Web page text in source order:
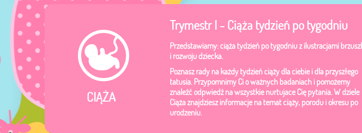
CIĄŻA
Trymestr I - Ciąża tydzień po tygodniu
Przedstawiamy: ciąża tydzień po tygodniu z ilustracjami
i rozwoju dziecka.
Poznasz rady na każdy tydzień ciąży dla ciebie i dla przyszłego
tatusia. Przypomnimy Ci o ważnych badaniach i pomożemy
znaleźć odpwiedź na wszystkie nurtujace Cię pytania. W dziele
Ciąża znajdziesz informacje na temat ciąży, porodu i okresu po
urodzeniu.